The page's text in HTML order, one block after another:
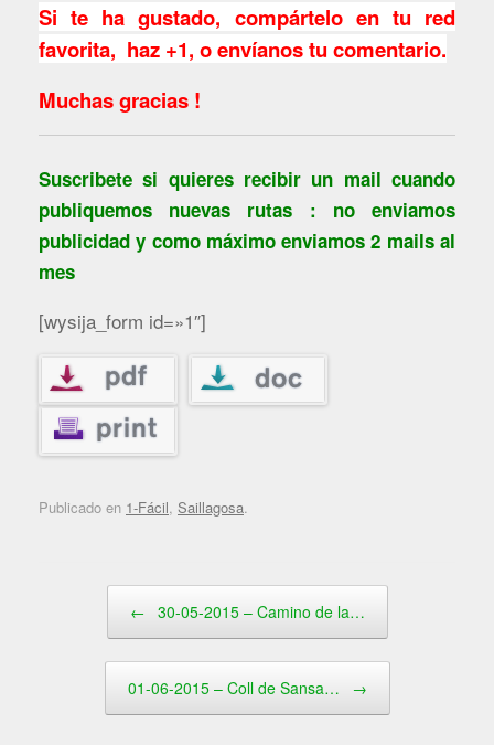
Si te ha gustado, compártelo en tu red
favorita, haz +1, o envíanos tu comentario.
Muchas gracias !
Suscribete si quieres recibir un mail cuando
publiquemos nuevas rutas : no enviamos
publicidad y como máximo enviamos 2 mails al
mes
[wysija_form id=»1″]
Publicado en 1-Fácil, Saillagosa.
← 30-05-2015 – Camino de la…
01-06-2015 – Coll de Sansa… →